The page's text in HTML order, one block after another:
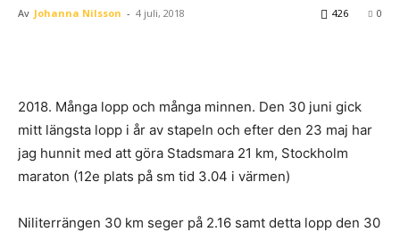
Av Johanna Nilsson - 4 juli, 2018 0
426
2018. Många lopp och många minnen. Den 30 juni gick
mitt längsta lopp i år av stapeln och efter den 23 maj har
jag hunnit med att göra Stadsmara 21 km, Stockholm
maraton (12e plats på sm tid 3.04 i värmen)
Niliterrängen 30 km seger på 2.16 samt detta lopp den 30